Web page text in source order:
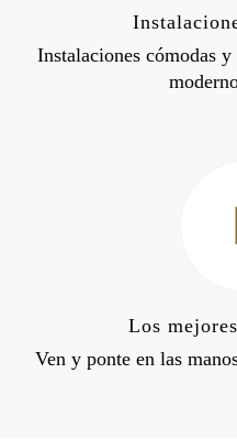
Instalaciones cómodas
Los
Ven y ponte en las